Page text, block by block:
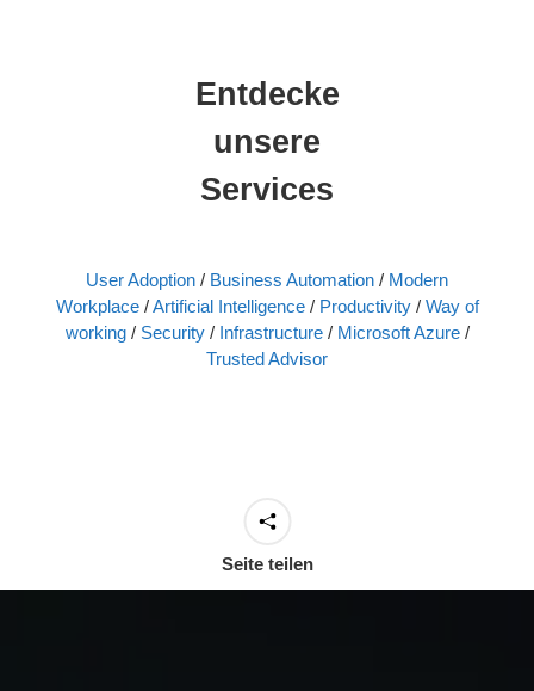
Entdecke
unsere
Services
User Adoption / Business Automation / Modern
Workplace/Artificial Intelligence/ Productivity/ Way of
working/ Security/ Infrastructure/ Microsoft Azure /
Trusted Advisor
Seite teilen